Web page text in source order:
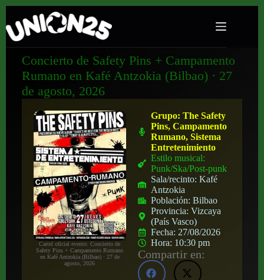
Concierto de Safety Pins + Campamento
Rumano en Kafé Antzokia (Bilbao) · 27
de agosto, 2026
Cartel oficial evento: Concierto de
Safety Pins + Campamento Rumano
en Kafé Antzokia (Bilbao) · 27 de
agosto, 2026
Grupo:The Safety
Pins, Campamento
Rumano, Sistema
Entretenimiento
Estilo musical:
Punk/Ska/Post-punk
Sala/recinto:Kafé
Antzokia
Población:Bilbao
Provincia:Vizcaya
(País Vasco)
Fecha: 27/08/2026
Hora: 10:30 pm
Compartir en: